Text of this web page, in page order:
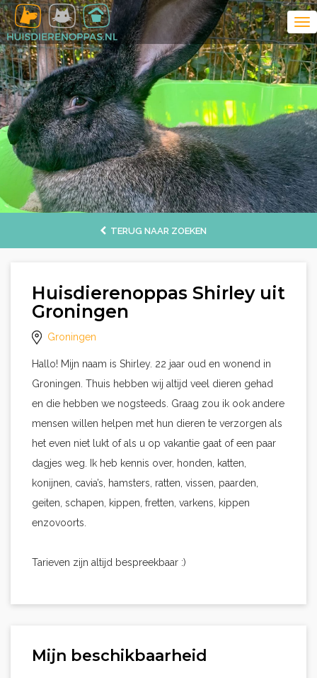
TERUG NAAR ZOEKEN
Huisdierenoppas Shirley uit
Groningen
Groningen
Hallo! Mijn naam is Shirley. 22 jaar oud en wonend in
Groningen. Thuis hebben wij altijd veel dieren gehad
en die hebben we nogsteeds. Graag zou ik ook andere
mensen willen helpen met hun dieren te verzorgen als
het even niet lukt of als u op vakantie gaat of een paar
dagjes weg. Ik heb kennis over, honden, katten,
konijnen, cavia’s, hamsters, ratten, vissen, paarden,
geiten, schapen, kippen, fretten, varkens, kippen
enzovoorts.
Tarieven zijn altijd bespreekbaar :)
Mijn beschikbaarheid